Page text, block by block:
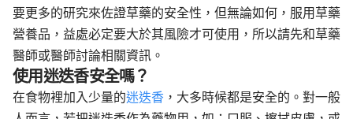
要更多的研究來佐證草藥的安全性，但無論如何，服用草藥
營養品，益處必定要大於其風險才可使用，所以請先和草藥
醫師或醫師討論相關資訊。
使用迷迭香安全嗎？
在食物裡加入少量的迷迭香 ，大多時候都是安全的。對一般